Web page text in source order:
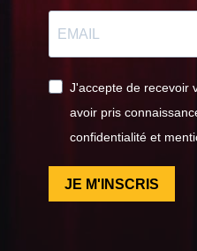
J'accepte de recevoir
avoir pris
confidentialité et
JE M'INSCRIS